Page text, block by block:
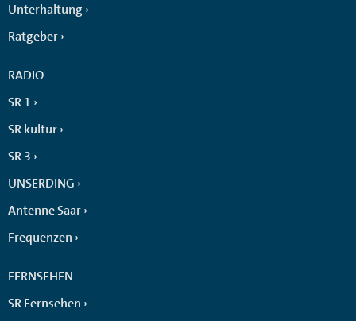
Unterhaltung
Ratgeber
RADIO
SR 1
SR kultur
SR 3
UNSERDING
Antenne Saar
Frequenzen
FERNSEHEN
SR Fernsehen